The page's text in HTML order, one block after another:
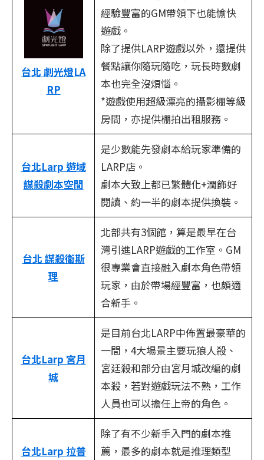
台北 劇光燈LA
RP
經驗豐富的GM帶領下也能愉快
遊戲。
除了提供LARP遊戲以外，還提供
餐點讓你隨玩隨吃，玩長時數劇
本也完全沒煩惱。
*遊戲使用超級漂亮的攝影棚等級
房間，亦提供棚拍出租服務。
台北Larp 遊域
謀殺劇本空間
是少數能先發劇本給玩家準備的
LARP店。
劇本大致上都已繁體化+潤飾好
閱讀、約一半的劇本提供換裝。
台北 謀殺衛斯
理
北部共有3個館，算是最早在台
灣引進LARP遊戲的工作室。GM
很專業會直接融入劇本角色帶領
玩家，由於帶場經豐富，也頗適
合新手。
台北Larp 宮月
城
是目前台北LARP中佈置最豪華的
一間，4大場景主要玩狼人殺、
宮廷殺和部分由宮月城改編的劇
本殺，若對遊戲玩法不熟，工作
人員也可以擔任上帝的角色。
台北Larp 拉普
除了有不少新手入門的劇本推
薦，最多的劇本就是推理類型